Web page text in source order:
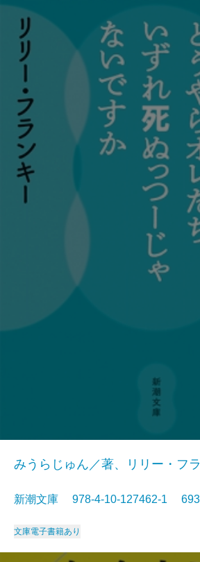
みうらじゅん／著、リリー・フ
新潮文庫 978-4-10-127462-1
文庫電子書籍あり